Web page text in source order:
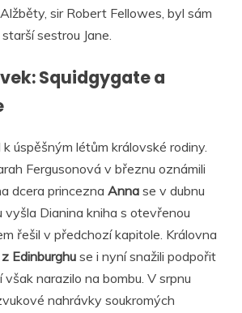
sir Robert Fellowes, byl sám
sestrou Jane.
Squidgygate a
úspěšným létům královské rodiny.
Fergusonová v březnu oznámili
dcera princezna Anna se v dubnu
vyšla Dianina kniha s otevřenou
řešil v předchozí kapitole. Královna
Edinburghuse i nyní snažili podpořit
však narazilo na bombu. V srpnu
nahrávky soukromých